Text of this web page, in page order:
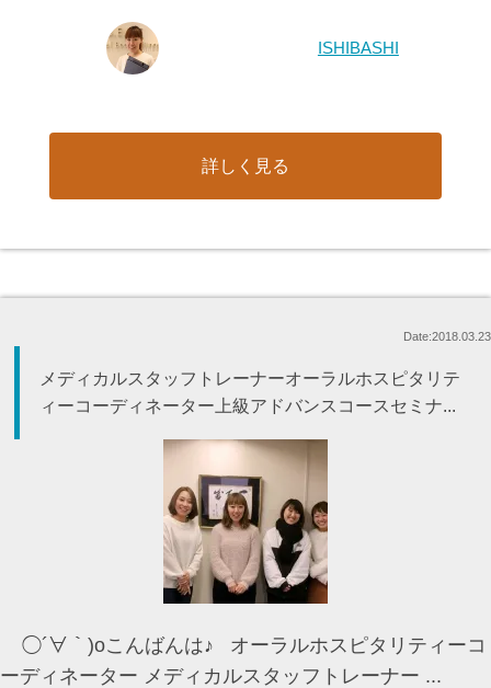
ISHIBASHI
詳しく見る
Date:2018.03.23
メディカルスタッフトレーナーオーラルホスピタリテ
ィーコーディネーター上級アドバンスコースセミナ...
◯´∀｀)oこんばんは♪ オーラルホスピタリティーコ
ーディネーター メディカルスタッフトレーナー ...